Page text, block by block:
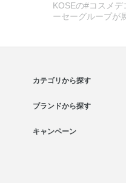
KOSEの#コスメ
ーセーグループが
カテゴリから探す
ブランドから探す
キャンペーン